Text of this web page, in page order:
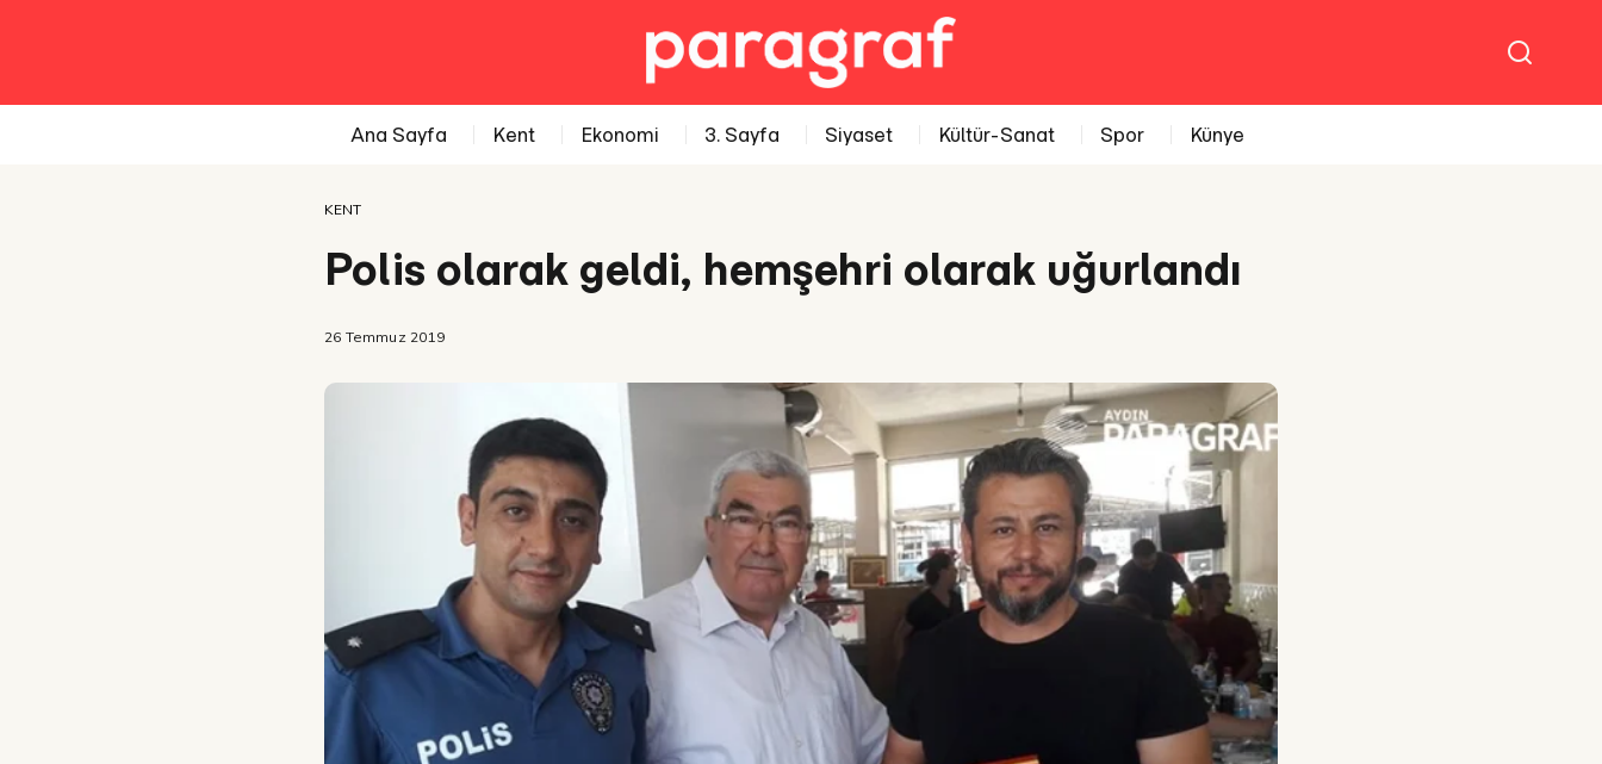
Ana Sayfa Kent Ekonomi 3. Sayfa Siyaset Kültür-Sanat Spor Künye
KENT
Polis olarak geldi, hemşehri olarak uğurlandı
26 Temmuz 2019